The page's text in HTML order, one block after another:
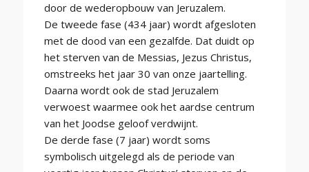
door de wederopbouw van Jeruzalem.
De tweede fase (434 jaar) wordt afgesloten
met de dood van een gezalfde. Dat duidt op
het sterven van de Messias, Jezus Christus,
omstreeks het jaar 30 van onze jaartelling.
Daarna wordt ook de stad Jeruzalem
verwoest waarmee ook het aardse centrum
van het Joodse geloof verdwijnt.
De derde fase (7 jaar) wordt soms
symbolisch uitgelegd als de periode van